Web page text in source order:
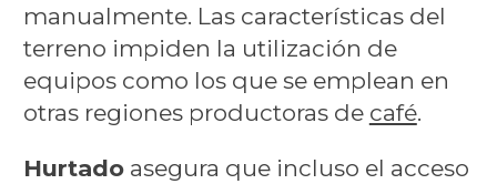
manualmente. Las características del
terreno impiden la utilización de
equipos como los que se emplean en
otras regiones productoras de café.
Hurtadoasegura que incluso el acceso